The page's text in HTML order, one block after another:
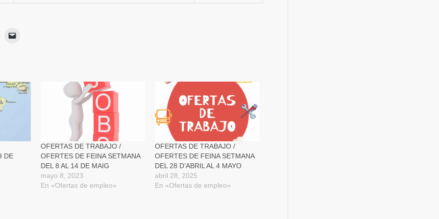
electrónico
a
nueva)
DE
OFERTAS DE TRABAJO /
OFERTES DE FEINA SETMANA
DEL 8 AL 14 DE MAIG
mayo 8, 2023
En «Ofertas de empleo»
OFERTAS DE TRABAJO /
OFERTES DE FEINA SETMANA
DEL 28 D’ABRIL AL 4 MAYO
abril 28, 2025
En «Ofertas de empleo»